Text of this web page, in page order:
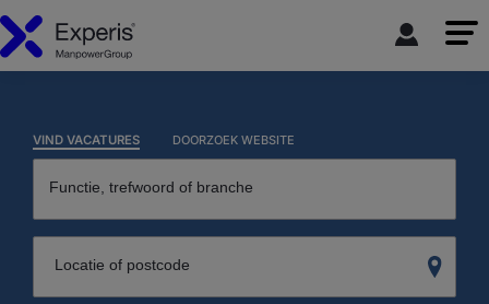
VIND VACATURES DOORZOEK WEBSITE
Functie, trefwoord of branche
Locatie of postcode